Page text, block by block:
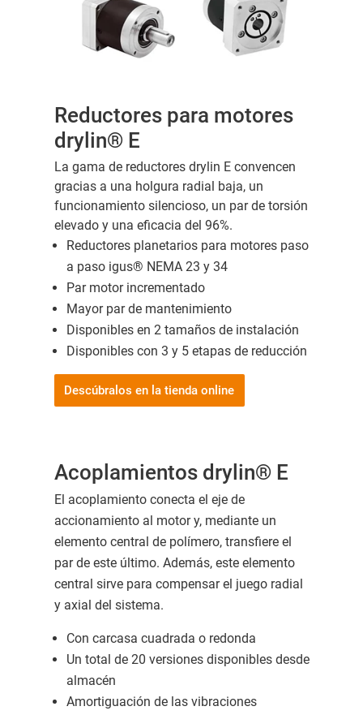
Reductores para motores
drylin® E
La gama de reductores drylin E convencen
gracias a una holgura radial baja, un
funcionamiento silencioso, un par de torsión
elevado y una eficacia del 96%.
Reductores planetarios para motores paso
a paso igus® NEMA 23 y 34
Par motor incrementado
Mayor par de mantenimiento
Disponibles en 2 tamaños de instalación
Disponibles con 3 y 5 etapas de reducción
Descúbralos en la tienda online
Acoplamientos drylin® E
El acoplamiento conecta el eje de
accionamiento al motor y, mediante un
elemento central de polímero, transfiere el
par de este último. Además, este elemento
central sirve para compensar el juego radial
y axial del sistema.
Con carcasa cuadrada o redonda
Un total de 20 versiones disponibles desde
almacén
Amortiguación de las vibraciones